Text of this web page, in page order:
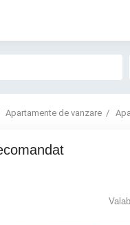
Apartamente de vanzare